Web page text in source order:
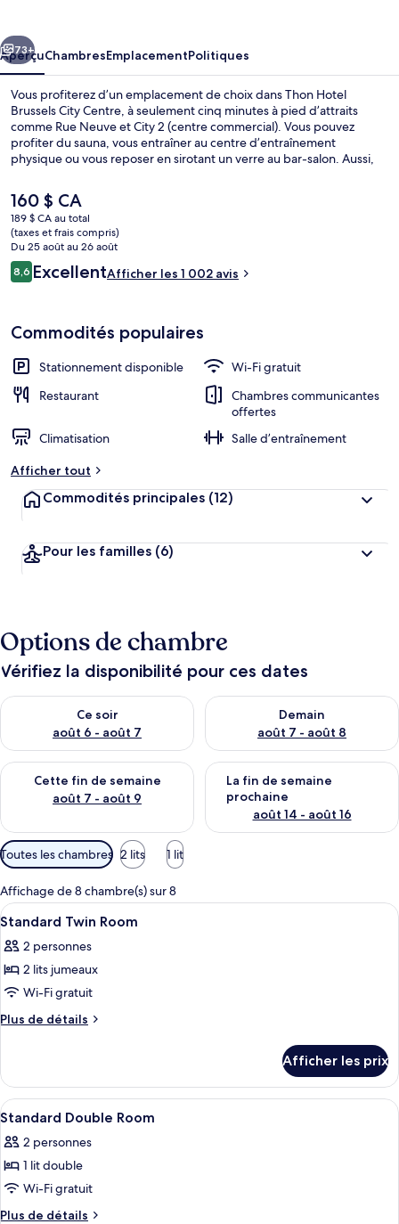
City
Centre
Suivant
73+
AperçuChambresEmplacementPolitiques
Vous profiterez d’un emplacement de choix dans Thon Hotel
Brussels City Centre, à seulement cinq minutes à pied d’attraits
comme Rue Neuve et City 2 (centre commercial). Vous pouvez
profiter du sauna, vous entraîner au centre d’entraînement
physique ou vous reposer en sirotant un verre au bar-salon. Aussi,
trouvent à moins de 15 minutes de marche. Les autres voyageurs
apprécient la proximité au transport en commun : Station Rogier se
trouve à quelques pas, tandis que Station Yser-Ijzer est à seulement
4 minutes à pied.
Le
prix
actuel
est
de 160 $ CA
160 $ CA
189 $ CA au total
(taxes et frais compris)
Du 25 août au 26 août
Avis
8,68,6 sur 10 –
ExcellentAfficher les 1 002 avis
Commodités populaires
Stationnement disponible
Wi-Fi gratuit
Restaurant
Chambres communicantes
offertes
Climatisation
Salle d’entraînement
Afficher tout
Commodités principales (12)
Pour les familles (6)
Options de chambre
Vérifiez la disponibilité pour ces dates
Ce soir
août 6 - août 7
Vérifier la disponibilité pour ce soir août 6 - août 7
Demain
août 7 - août 8
Vérifier la disponibilité pour
Cette fin de semaine
août 7 - août 9
Vérifier la disponibilité pour cette fin de semaine août 7 -
La fin de semaine
prochaine
août 14 - août 16
Vérifier la disponibilité pour
Filtres
disponibles
pour
les
chambres
Toutes les chambres 2 lits 1 lit
Affichage de 8 chambre(s) sur 8
Afficher
toutes
les
photos
pour
ce
chambre :
Standard
Twin
Room
Une chambre d’hôtel avec un lit,
3
Standard Twin Room
2 personnes
2 lits jumeaux
Wi-Fi gratuit
Plus de détails
Plus
Standard
Twin
Room
Afficher les prix
Afficher
toutes
les
photos
pour
ce
Une chambre d’hôtel avec un lit,
2
Standard Double Room
2 personnes
1 lit double
Wi-Fi gratuit
Plus de détails
Plus